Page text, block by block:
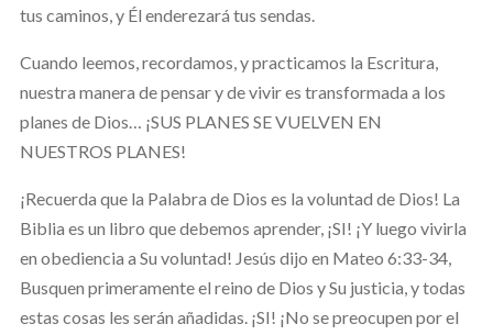
tus caminos, y Él enderezará tus sendas.
Cuando leemos, recordamos, y practicamos la Escritura,
nuestra manera de pensar y de vivir es transformada a los
planes de Dios… ¡SUS PLANES SE VUELVEN EN
NUESTROS PLANES!
¡Recuerda que la Palabra de Dios es la voluntad de Dios! La
Biblia es un libro que debemos aprender, ¡SI! ¡Y luego vivirla
en obediencia a Su voluntad! Jesús dijo en Mateo 6:33-34,
Busquen primeramente el reino de Dios y Su justicia, y todas
estas cosas les serán añadidas. ¡SI! ¡No se preocupen por el